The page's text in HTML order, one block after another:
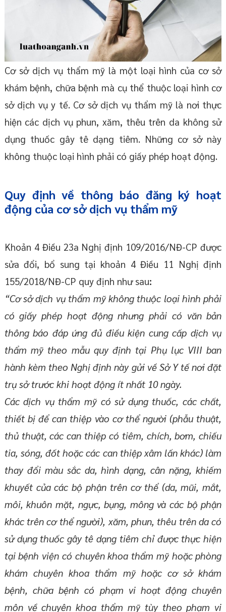
Cơ sở dịch vụ thẩm mỹ là một loại hình của cơ sở
khám bệnh, chữa bệnh mà cụ thể thuộc loại hình cơ
sở dịch vụ y tế. Cơ sở dịch vụ thẩm mỹ là nơi thực
hiện các dịch vụ phun, xăm, thêu trên da không sử
dụng thuốc gây tê dạng tiêm. Những cơ sở này
không thuộc loại hình phải có giấy phép hoạt động.
Quy định về thông báo đăng ký hoạt
động của cơ sở dịch vụ thẩm mỹ
Khoản 4 Điều 23a Nghị định 109/2016/NĐ-CP được
sửa đổi, bổ sung tại khoản 4 Điều 11 Nghị định
155/2018/NĐ-CP quy định như sau:
“Cơ sở dịch vụ thẩm mỹ không thuộc loại hình phải
có giấy phép hoạt động nhưng phải có văn bản
thông báo đáp ứng đủ điều kiện cung cấp dịch vụ
thẩm mỹ theo mẫu quy định tại Phụ lục VIII ban
hành kèm theo Nghị định này gửi về Sở Y tế nơi đặt
trụ sở trước khi hoạt động ít nhất 10 ngày.
Các dịch vụ thẩm mỹ có sử dụng thuốc, các chất,
thiết bị để can thiệp vào cơ thể người (phẫu thuật,
thủ thuật, các can thiệp có tiêm, chích, bơm, chiếu
tia, sóng, đốt hoặc các can thiệp xâm lấn khác) làm
thay đổi màu sắc da, hình dạng, cân nặng, khiếm
khuyết của các bộ phận trên cơ thể (da, mũi, mắt,
môi, khuôn mặt, ngực, bụng, mông và các bộ phận
khác trên cơ thể người), xăm, phun, thêu trên da có
sử dụng thuốc gây tê dạng tiêm chỉ được thực hiện
tại bệnh viện có chuyên khoa thẩm mỹ hoặc phòng
khám chuyên khoa thẩm mỹ hoặc cơ sở khám
bệnh, chữa bệnh có phạm vi hoạt động chuyên
môn về chuyên khoa thẩm mỹ tùy theo phạm vi